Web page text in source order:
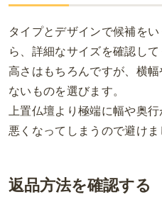
タイプとデザインで候補を
ら、詳細なサイズを確認して
高さはもちろんですが、横
ないものを選びます。
上置仏壇より極端に幅や奥
悪くなってしまうので避けま
返品方法を確認する